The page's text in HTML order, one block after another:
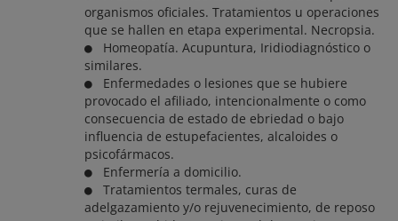
organismos oficiales. Tratamientos u operaciones
que se hallen en etapa experimental. Necropsia.
Homeopatía. Acupuntura, Iridiodiagnóstico o
similares.
Enfermedades o lesiones que se hubiere
provocado el afiliado, intencionalmente o como
consecuencia de estado de ebriedad o bajo
influencia de estupefacientes, alcaloides o
psicofármacos.
Enfermería a domicilio.
Tratamientos termales, curas de
adelgazamiento y/o rejuvenecimiento, de reposo